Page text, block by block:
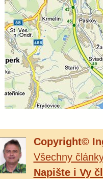
Copyright©
Všechny
Napište i Vy